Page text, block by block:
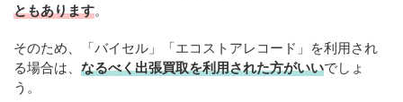
ともあります。
そのため、「バイセル」「エコストアレコード」を利用され
る場合は、 なるべく出張買取を利用された方がいいでしょ
う。